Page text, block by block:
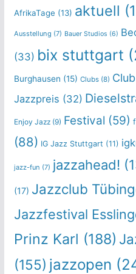
AfrikaTage (13) aktuell
Ausstellung (7) Bauer Studios (6)
(33) bix stuttgart
Burghausen (15) Clubs(8)
Jazzpreis (32)
Enjoy Jazz(9) Festival (59)
(88) IG Jazz Stuttgart (11)
jazz-fun (7) jazzahead!
(17) Jazzclub
Jazzfestival
Prinz Karl (188)
(155) jazzopen